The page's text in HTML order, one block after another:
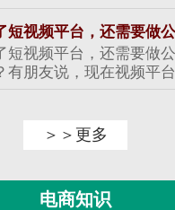
短视频平台，还需要做
短视频平台，还需要做
有朋友说，现在视频平
＞＞更多
电商知识